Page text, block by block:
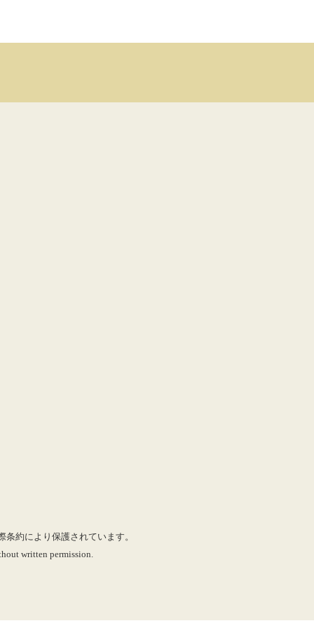
約により保護されています。
written permission.